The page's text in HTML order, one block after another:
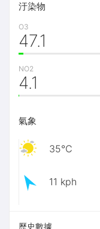
汙染物
O3
47.1
NO2
4.1
氣象
35℃
11 kph
歷史數據